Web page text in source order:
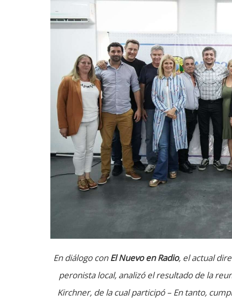
En diálogo conEl Nuevo en Radio, el actual
peronista local, analizó el resultado de la
Kirchner, de la cual participó – En tanto,